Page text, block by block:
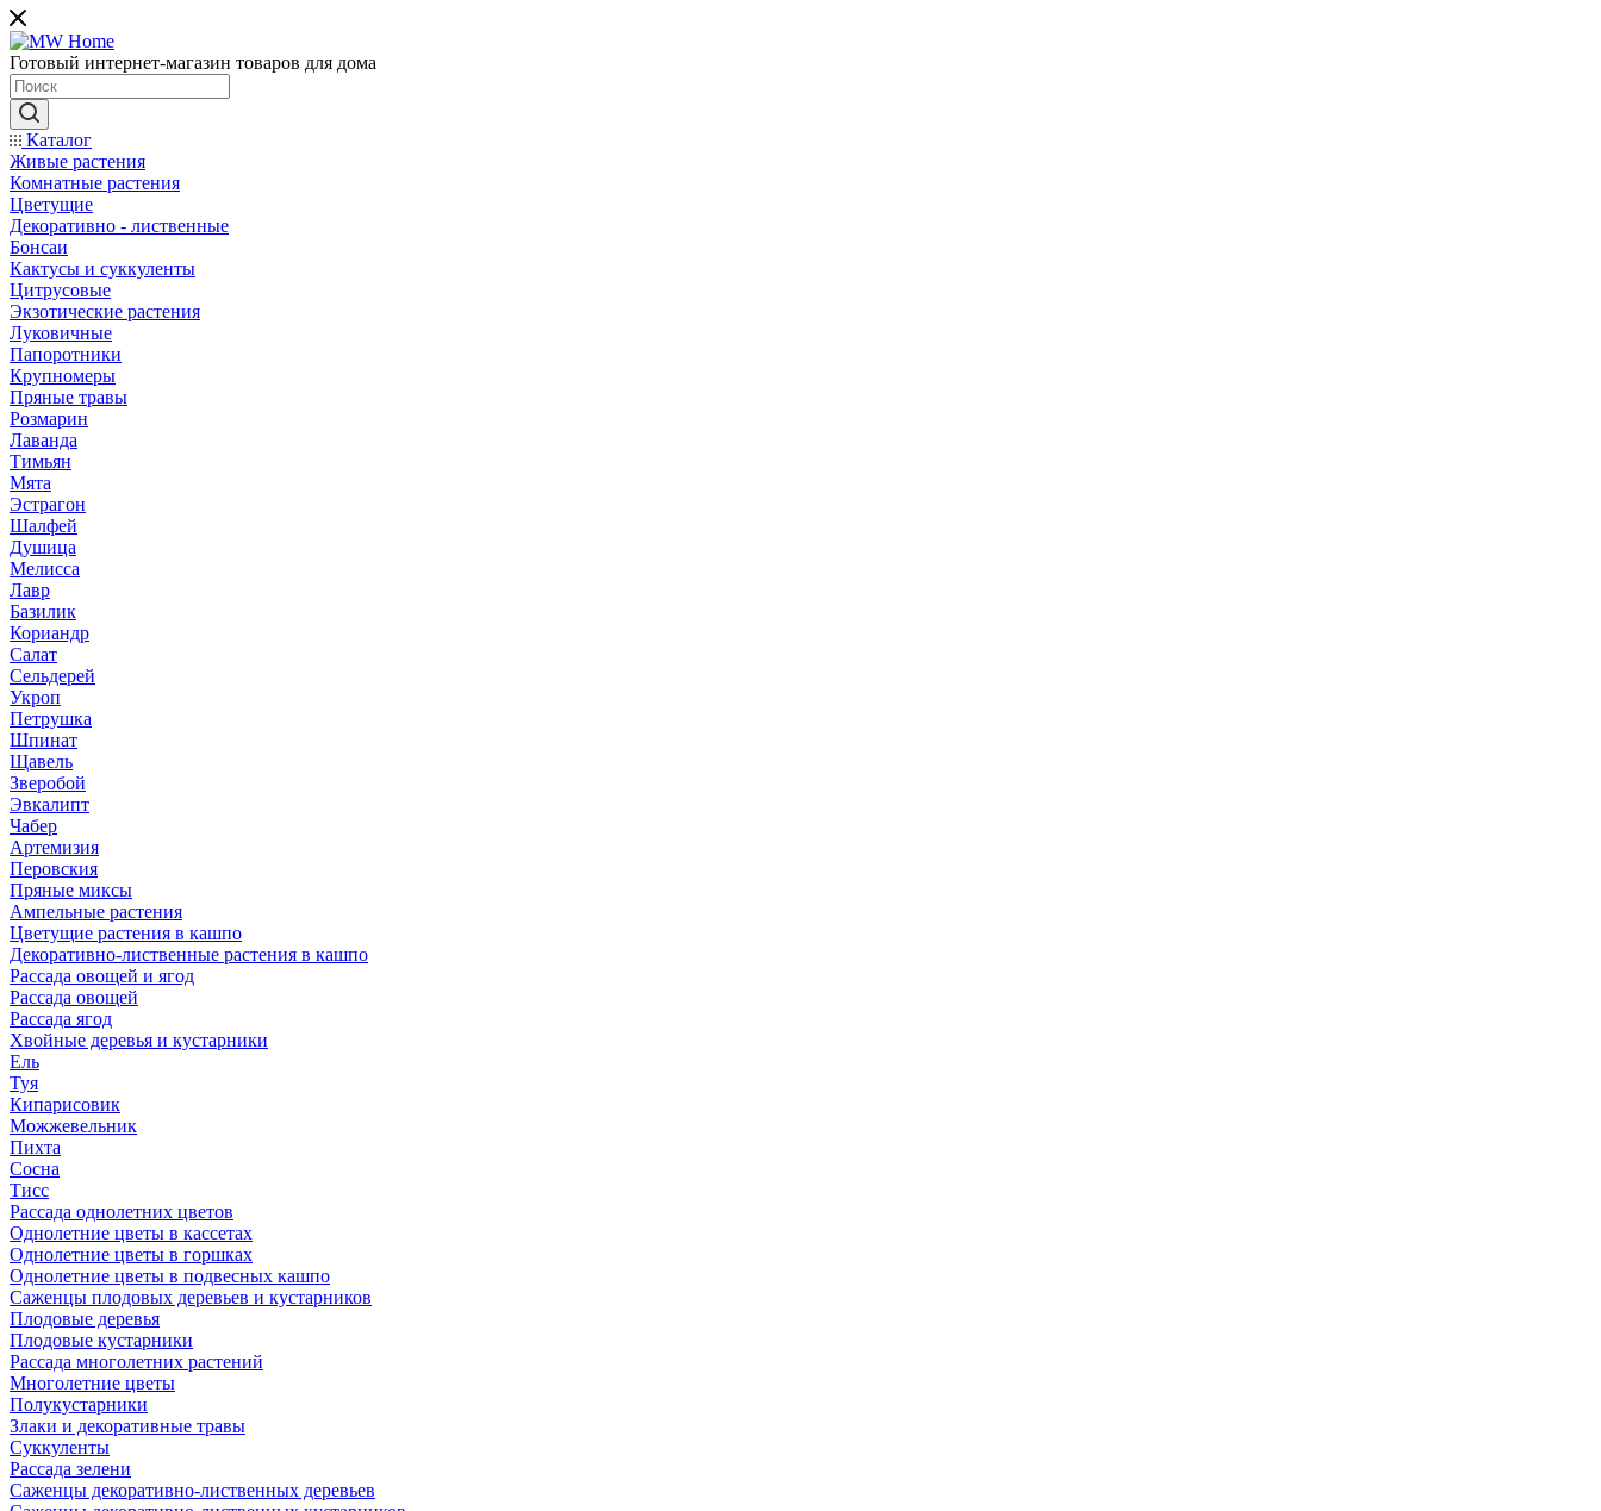
Готовый интернет-магазин товаров для дома
Каталог
Живые растения
Комнатные растения
Цветущие
Декоративно - лиственные
Бонсаи
Кактусы и суккуленты
Цитрусовые
Экзотические растения
Луковичные
Папоротники
Крупномеры
Пряные травы
Розмарин
Лаванда
Тимьян
Мята
Эстрагон
Шалфей
Душица
Мелисса
Лавр
Базилик
Кориандр
Салат
Сельдерей
Укроп
Петрушка
Шпинат
Щавель
Зверобой
Эвкалипт
Чабер
Артемизия
Перовския
Пряные миксы
Ампельные растения
Цветущие растения в кашпо
Декоративно-лиственные растения в кашпо
Рассада овощей и ягод
Рассада овощей
Рассада ягод
Хвойные деревья и кустарники
Ель
Туя
Кипарисовик
Можжевельник
Пихта
Сосна
Тисc
Рассада однолетних цветов
Однолетние цветы в кассетах
Однолетние цветы в горшках
Однолетние цветы в подвесных кашпо
Саженцы плодовых деревьев и кустарников
Плодовые деревья
Плодовые кустарники
Рассада многолетних растений
Многолетние цветы
Полукустарники
Злаки и декоративные травы
Суккуленты
Рассада зелени
Саженцы декоративно-лиственных деревьев